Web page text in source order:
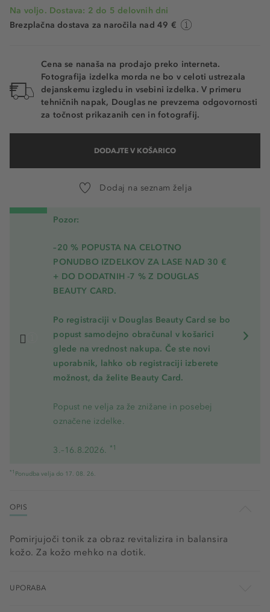
Na voljo. Dostava: 2 do 5 delovnih dni
Brezplačna dostava za naročila nad 49 €
Cena se nanaša na prodajo preko interneta.
Fotografija izdelka morda ne bo v celoti ustrezala
dejanskemu izgledu in vsebini izdelka. V primeru
tehničnih napak, Douglas ne prevzema odgovornosti
za točnost prikazanih cen in fotografij.
DODAJTE V KOŠARICO
Dodaj na seznam želja
Pozor:
–20 % POPUSTA NA CELOTNO
PONUDBO IZDELKOV ZA LASE NAD 30 €
+ DO DODATNIH -7 % Z DOUGLAS
BEAUTY CARD.
Po registraciji v Douglas Beauty Card se bo
popust samodejno obračunal v košarici
glede na vrednost nakupa. Če ste novi
uporabnik, lahko ob registraciji izberete
možnost, da želite Beauty Card.
Popust ne velja za že znižane in posebej
označene izdelke.
3.–16.8.2026. *1
*1 Ponudba velja do 17. 08. 26.
OPIS
Pomirjujoči tonik za obraz revitalizira in balansira
kožo. Za kožo mehko na dotik.
UPORABA